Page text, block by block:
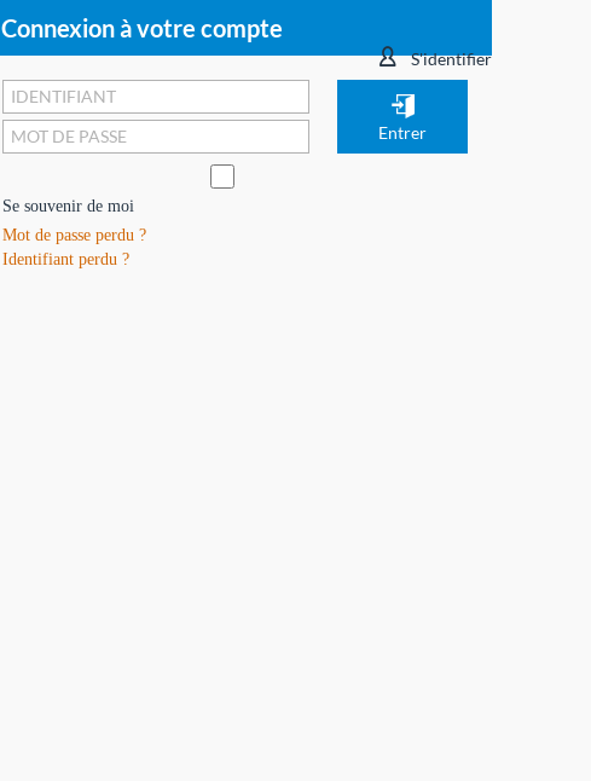
S'identifier
Connexion à votre compte
Se souvenir de moi
Mot de passe perdu ?
Identifiant perdu ?